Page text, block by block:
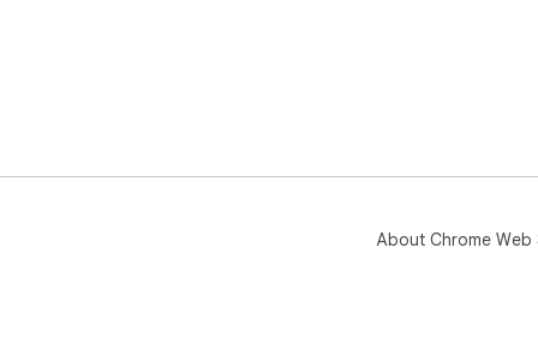
About Chrome Web